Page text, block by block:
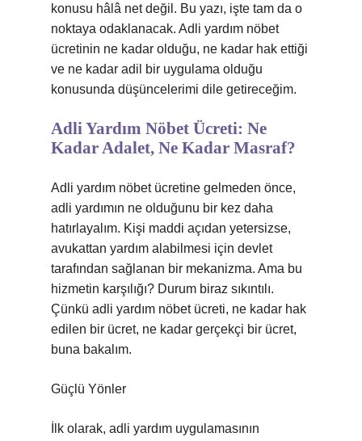
konusu hâlâ net değil. Bu yazı, işte tam da o
noktaya odaklanacak. Adli yardım nöbet
ücretinin ne kadar olduğu, ne kadar hak ettiği
ve ne kadar adil bir uygulama olduğu
konusunda düşüncelerimi dile getireceğim.
Adli Yardım Nöbet Ücreti: Ne
Kadar Adalet, Ne Kadar Masraf?
Adli yardım nöbet ücretine gelmeden önce,
adli yardımın ne olduğunu bir kez daha
hatırlayalım. Kişi maddi açıdan yetersizse,
avukattan yardım alabilmesi için devlet
tarafından sağlanan bir mekanizma. Ama bu
hizmetin karşılığı? Durum biraz sıkıntılı.
Çünkü adli yardım nöbet ücreti, ne kadar hak
edilen bir ücret, ne kadar gerçekçi bir ücret,
buna bakalım.
Güçlü Yönler
İlk olarak, adli yardım uygulamasının